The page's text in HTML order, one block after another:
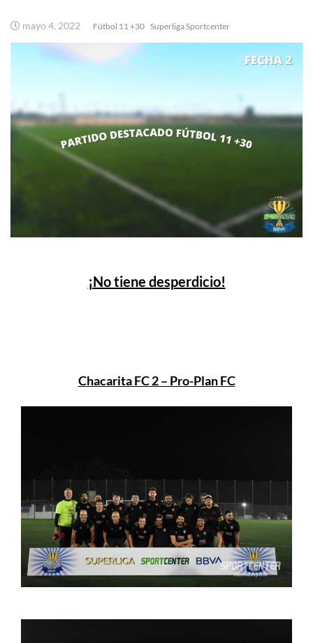
mayo 4, 2022 Fútbol 11 +30 Superliga Sportcenter
¡No tiene desperdicio!
Chacarita FC 2 – Pro-Plan FC